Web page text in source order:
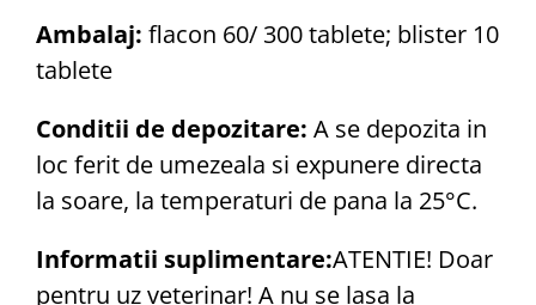
Ambalaj: flacon 60/ 300 tablete; blister 10
tablete
Conditii de depozitare: A se depozita in
loc ferit de umezeala si expunere directa
la soare, la temperaturi de pana la 25°C.
Informatii suplimentare:ATENTIE! Doar
pentru uz veterinar! A nu se lasa la